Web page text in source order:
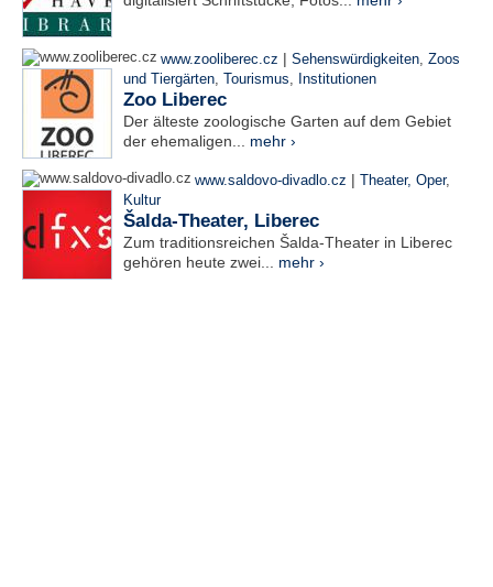
www.zooliberec.cz | Sehenswürdigkeiten, Zoos
und Tiergärten, Tourismus, Institutionen
Zoo Liberec
Der älteste zoologische Garten auf dem Gebiet
der ehemaligen... mehr ›
www.saldovo-divadlo.cz | Theater, Oper,
Kultur
Šalda-Theater, Liberec
Zum traditionsreichen Šalda-Theater in Liberec
gehören heute zwei... mehr ›